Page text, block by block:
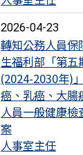
2026-04-23
轉知公務人員保
生福利部「第
(2024-2030年)
癌、乳癌、大腸
人員一般健康
案
人事室主任